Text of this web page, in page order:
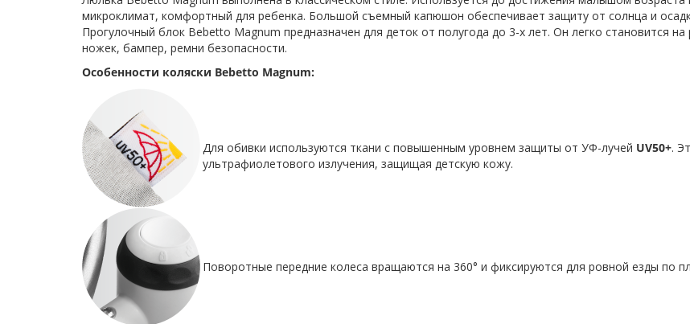
микроклимат, комфортный для ребенка. Большой съемный капюшон обеспечивает защиту от солнца и
Прогулочный блок Bebetto Magnum предназначен для деток от полугода до 3-х лет. Он легко становится
ножек, бампер, ремни безопасности.
Особенности коляски Bebetto Magnum:
Для обивки используются ткани с повышенным уровнем защиты от УФ-лучей UV50+.
ультрафиолетового излучения, защищая детскую кожу.
Поворотные передние колеса вращаются на 360° и фиксируются для ровной езды по